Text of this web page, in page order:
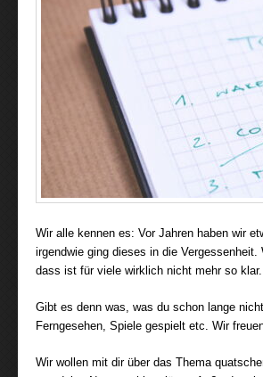
Wir alle kennen es: Vor Jahren haben wir
irgendwie ging dieses in die
dass ist für viele wirklich nicht mehr so klar.
Gibt es denn was, was du schon lange
Ferngesehen, Spiele gespielt etc. Wir
Wir wollen mit dir über das Thema